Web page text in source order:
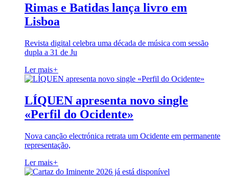
Rimas e Batidas lança livro em
Lisboa
Revista digital celebra uma década de música com sessão
dupla a 31 de Ju
Ler mais+
LÍQUEN apresenta novo single
«Perfil do Ocidente»
Nova canção electrónica retrata um Ocidente em permanente
representação,
Ler mais+